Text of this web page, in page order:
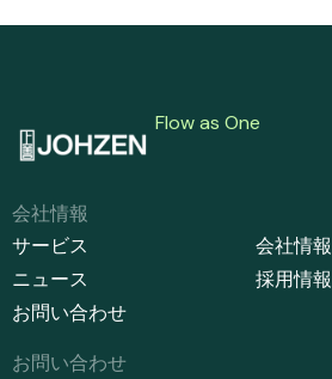
Flow as One
会社情報
サービス
ニュース
お問い合わせ
会社情報
採用情報
お問い合わせ